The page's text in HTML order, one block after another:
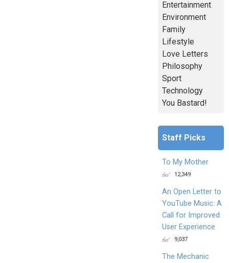
Entertainment
Environment
Family
Lifestyle
Love Letters
Philosophy
Sport
Technology
You Bastard!
Staff Picks
To My Mother
12,349
An Open Letter to
YouTube Music: A
Call for Improved
User Experience
9,037
The Mechanic